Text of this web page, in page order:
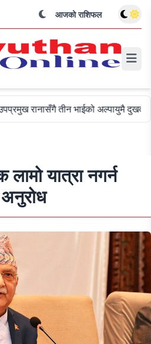
आजको राशिफल
तीन भाईको अल्पायुमै दुखद निधन
यात्रा नगर्न